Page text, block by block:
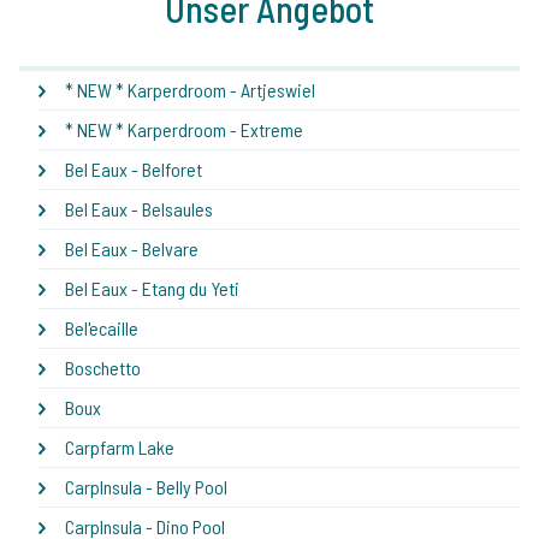
* NEW * Karperdroom - Artjeswiel
* NEW * Karperdroom - Extreme
Bel Eaux - Belforet
Bel Eaux - Belsaules
Bel Eaux - Belvare
Bel Eaux - Etang du Yeti
Bel'ecaille
Boschetto
Boux
Carpfarm Lake
CarpInsula - Belly Pool
CarpInsula - Dino Pool